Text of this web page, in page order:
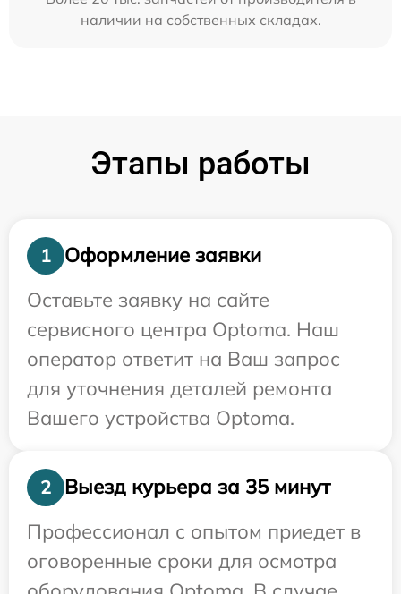
наличии на собственных складах.
Этапы работы
1
Оформление заявки
Оставьте заявку на сайте
сервисного центра Optoma. Наш
оператор ответит на Ваш запрос
для уточнения деталей ремонта
Вашего устройства Optoma.
2
Выезд курьера за 35 минут
Профессионал с опытом приедет в
оговоренные сроки для осмотра